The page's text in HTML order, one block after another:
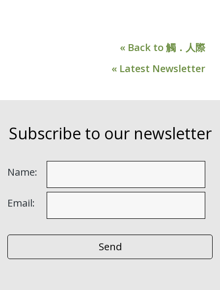
« Back to 觸．人際
« Latest Newsletter
Subscribe to our newsletter
Name:
Email: